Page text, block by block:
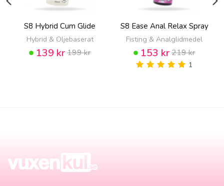
S8 Hybrid Cum Glide
Hybrid & Oljebaserat
139 kr199 kr
S8 Ease Anal Relax Spray
Fisting & Analglidmedel
153 kr219 kr
1